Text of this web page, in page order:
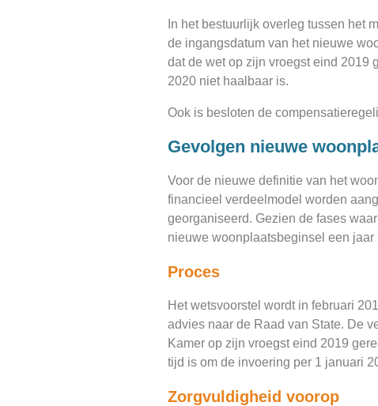
In het bestuurlijk overleg tussen het
de ingangsdatum van het nieuwe
dat de wet op zijn vroegst eind 2019
2020 niet haalbaar is.
Ook is besloten de
Gevolgen nieuwe
Voor de nieuwe definitie van het
financieel verdeelmodel worden
georganiseerd. Gezien de fases
nieuwe woonplaatsbeginsel een
Proces
Het wetsvoorstel wordt in februari
advies naar de Raad van State. De
Kamer op zijn vroegst eind 2019
tijd is om de invoering per 1 januari
Zorgvuldigheid voorop